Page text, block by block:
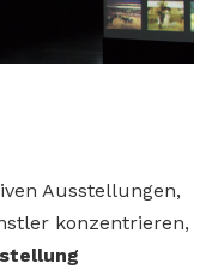
Ausstellungen,
konzentrieren,